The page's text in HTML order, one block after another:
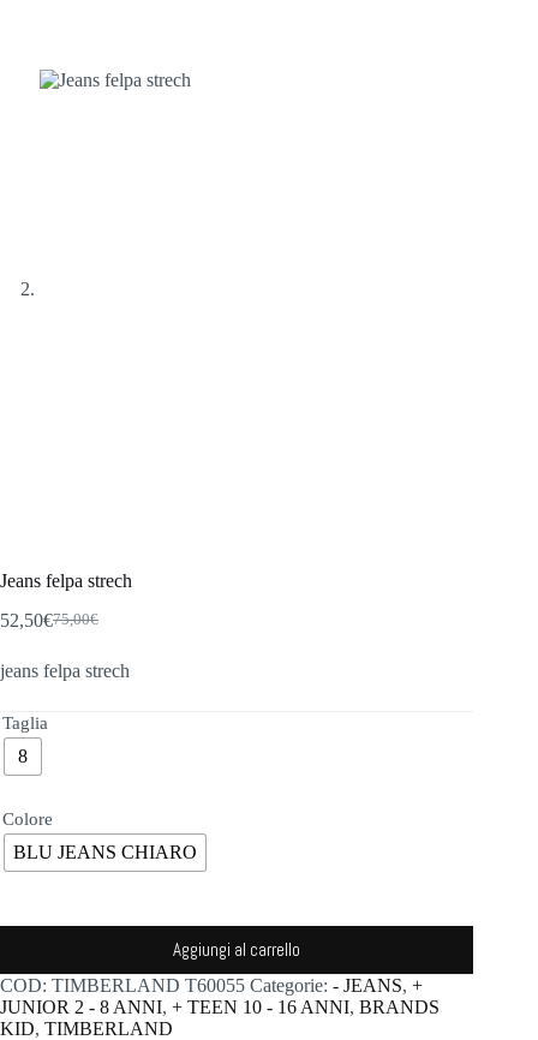
Jeans felpa strech
75,00€
Il
originale
52,50€Il
attuale
jeans felpa strech
Taglia
8
Colore
BLU JEANS CHIARO
Aggiungi al carrello
COD: TIMBERLAND T60055 Categorie: - JEANS, +
JUNIOR 2 - 8 ANNI, + TEEN 10 - 16 ANNI, BRANDS
KID, TIMBERLAND